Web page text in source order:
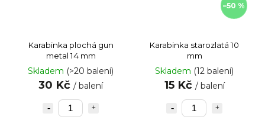
Karabinka plochá gun
metal 14 mm
Skladem (>20 balení)
30 Kč / balení
–50 %
Karabinka starozlatá 10
mm
Skladem (12 balení)
15 Kč / balení